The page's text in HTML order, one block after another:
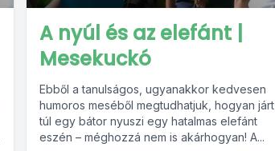
A nyúl és az elefánt |
Mesekuckó
Ebből a tanulságos, ugyanakkor kedvesen
humoros meséből megtudhatjuk, hogyan járt
túl egy bátor nyuszi egy hatalmas elefánt
eszén – méghozzá nem is akárhogyan! A...